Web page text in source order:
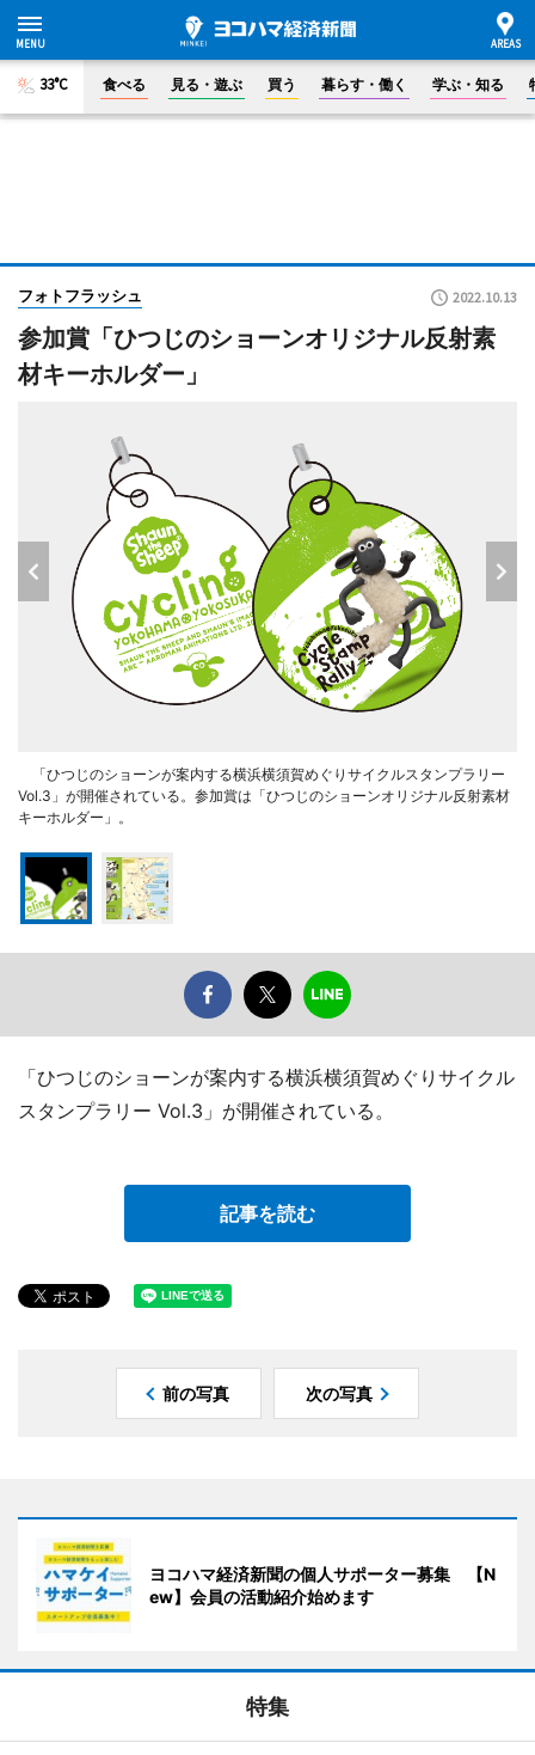
33°C 食べる 見る・遊ぶ 買う 暮らす・働く 学ぶ・知る
フォトフラッシュ 2022.10.13
参加賞「ひつじのショーンオリジナル反射素
材キーホルダー」
「ひつじのショーンが案内する横浜横須賀めぐりサイクルスタンプラリー
Vol.3」が開催されている。参加賞は「ひつじのショーンオリジナル反射素材
キーホルダー」。
「ひつじのショーンが案内する横浜横須賀めぐりサイクル
スタンプラリー Vol.3」が開催されている。
記事を読む
前の写真 次の写真
ヨコハマ経済新聞の個人サポーター募集 【N
ew】会員の活動紹介始めます
特集